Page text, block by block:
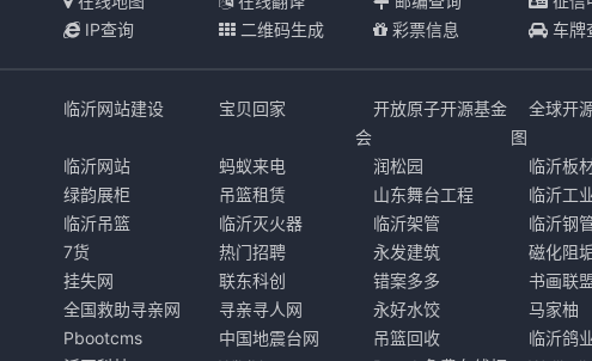
IP查询 二维码生成 彩票信息 车牌
临沂网站建设 宝贝回家
开放原子开源基金
会
全球开
图
临沂网站 蚂蚁来电 润松园
临沂板
绿韵展柜 吊篮租赁 山东舞台工程
临沂工
临沂吊篮 临沂灭火器 临沂架管
临沂钢
7货 热门招聘 永发建筑
磁化阻
挂失网 联东科创 错案多多
书画联
全国救助寻亲网 寻亲寻人网 永好水饺
马家柚
Pbootcms 中国地震台网 吊篮回收
临沂鸽